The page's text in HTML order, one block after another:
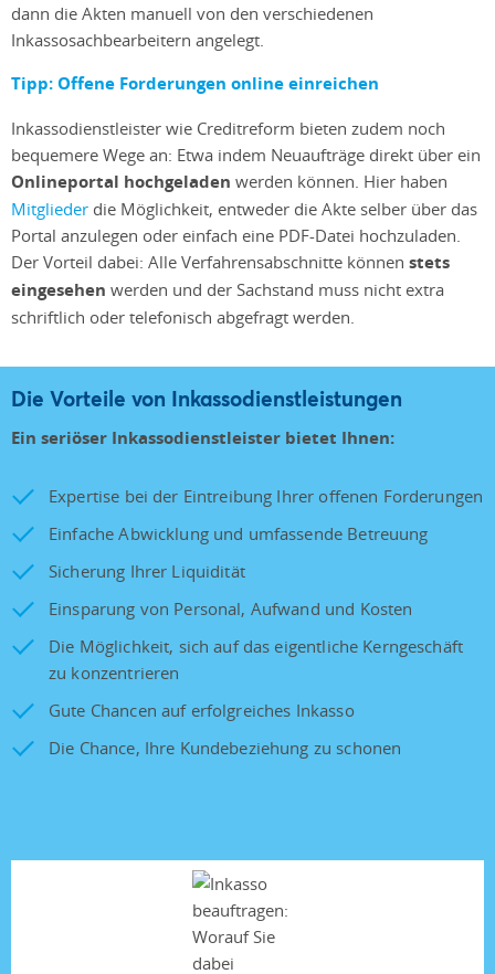
dann die Akten manuell von den verschiedenen
Inkassosachbearbeitern angelegt.
Tipp: Offene Forderungen online einreichen
Inkassodienstleister wie Creditreform bieten zudem noch
bequemere Wege an: Etwa indem Neuaufträge direkt über ein
Onlineportal hochgeladen werden können. Hier haben
Mitglieder die Möglichkeit, entweder die Akte selber über das
Portal anzulegen oder einfach eine PDF-Datei hochzuladen.
Der Vorteil dabei: Alle Verfahrensabschnitte können stets
eingesehen werden und der Sachstand muss nicht extra
schriftlich oder telefonisch abgefragt werden.
Die Vorteile von Inkassodienstleistungen
Ein seriöser Inkassodienstleister bietet Ihnen:
Expertise bei der Eintreibung Ihrer offenen Forderungen
Einfache Abwicklung und umfassende Betreuung
Sicherung Ihrer Liquidität
Einsparung von Personal, Aufwand und Kosten
Die Möglichkeit, sich auf das eigentliche Kerngeschäft
zu konzentrieren
Gute Chancen auf erfolgreiches Inkasso
Die Chance, Ihre Kundebeziehung zu schonen